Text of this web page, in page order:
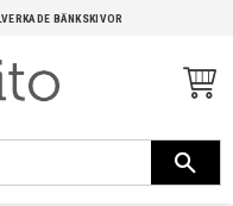
BÄNKSKIVOR